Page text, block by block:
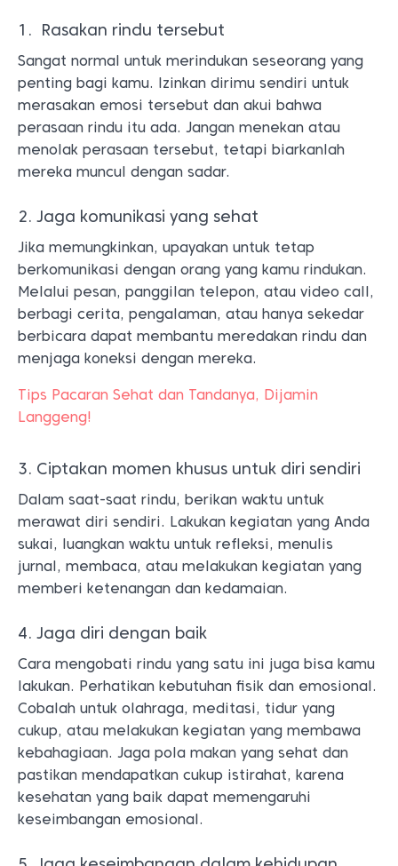
1. Rasakan rindu tersebut
Sangat normal untuk merindukan seseorang yang
penting bagi kamu. Izinkan dirimu sendiri untuk
merasakan emosi tersebut dan akui bahwa
perasaan rindu itu ada. Jangan menekan atau
menolak perasaan tersebut, tetapi biarkanlah
mereka muncul dengan sadar.
2. Jaga komunikasi yang sehat
Jika memungkinkan, upayakan untuk tetap
berkomunikasi dengan orang yang kamu rindukan.
Melalui pesan, panggilan telepon, atau video call,
berbagi cerita, pengalaman, atau hanya sekedar
berbicara dapat membantu meredakan rindu dan
menjaga koneksi dengan mereka.
Tips Pacaran Sehat dan Tandanya, Dijamin
Langgeng!
3. Ciptakan momen khusus untuk diri sendiri
Dalam saat-saat rindu, berikan waktu untuk
merawat diri sendiri. Lakukan kegiatan yang Anda
sukai, luangkan waktu untuk refleksi, menulis
jurnal, membaca, atau melakukan kegiatan yang
memberi ketenangan dan kedamaian.
4. Jaga diri dengan baik
Cara mengobati rindu yang satu ini juga bisa kamu
lakukan. Perhatikan kebutuhan fisik dan emosional.
Cobalah untuk olahraga, meditasi, tidur yang
cukup, atau melakukan kegiatan yang membawa
kebahagiaan. Jaga pola makan yang sehat dan
pastikan mendapatkan cukup istirahat, karena
kesehatan yang baik dapat memengaruhi
keseimbangan emosional.